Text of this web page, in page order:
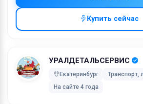
Купить сейчас
УРАЛДЕТАЛЬСЕРВИС
Екатеринбург
Транспорт,
На сайте 4 года
через UPS Extra с
будет взиматься
выбором способа доставки,
заказа онлайн.